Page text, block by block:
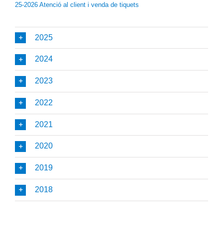
25-2026 Atenció al client i venda de tiquets
2025
2024
2023
2022
2021
2020
2019
2018